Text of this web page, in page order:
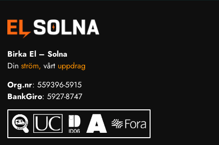
Birka El – Solna
Din ström, vårt uppdrag
Org.nr: 559396-5915
BankGiro: 5927-8747